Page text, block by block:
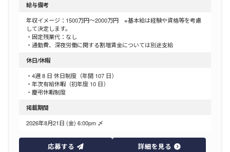
給与備考
年収イメージ：1500万円～2000万円 ※基本給は経験や資格等を考慮
して決定します。
・固定残業代：なし
・通勤費、深夜労働に関する割増賃金については別途支給
休日/休暇
・4週 8 日 休日制度（年間 107 日）
・年次有給休暇（初年度 10 日）
・慶弔休暇制度
掲載期間
2026年8月21日 (金) 6:00pm 〆
応募する 詳細を見る